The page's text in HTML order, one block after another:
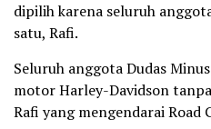
dipilih karena seluruh
satu, Rafi.
Seluruh anggota Dudas
motor Harley-Davidson
Rafi yang mengendarai Road